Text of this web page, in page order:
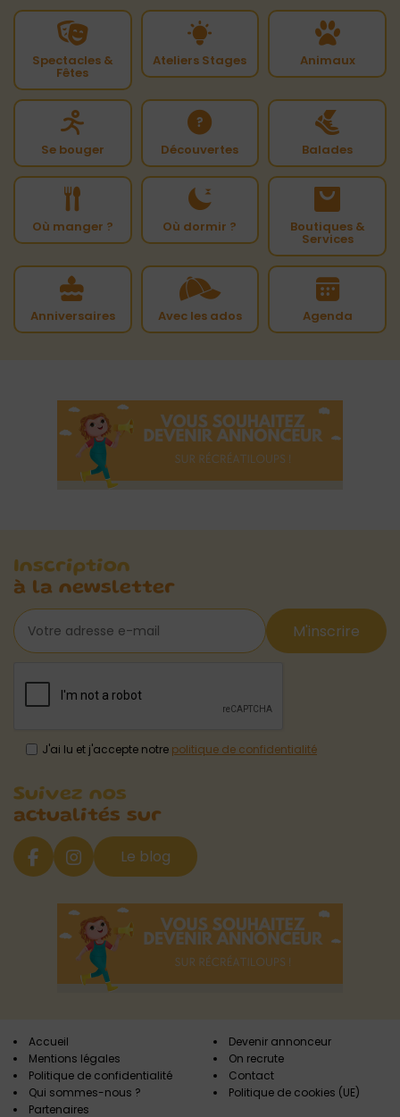
Spectacles &
Fêtes
Ateliers Stages Animaux
Se bouger Découvertes Balades
Où manger ? Où dormir ? Boutiques &
Services
Anniversaires Avec les ados Agenda
Inscription
à la newsletter
M'inscrire
J'ai lu et j'accepte notre politique de confidentialité
Suivez nos
actualités sur
Le blog
Accueil
Mentions légales
Politique de confidentialité
Qui sommes-nous ?
Partenaires
Devenir annonceur
On recrute
Contact
Politique de cookies (UE)